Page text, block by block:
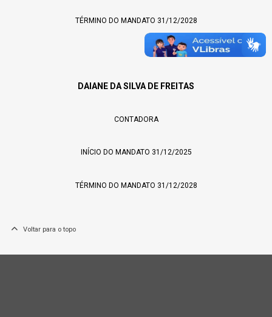
TÉRMINO DO MANDATO 31/12/2028
DAIANE DA SILVA DE FREITAS
CONTADORA
INÍCIO DO MANDATO 31/12/2025
TÉRMINO DO MANDATO 31/12/2028
Voltar para o topo